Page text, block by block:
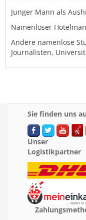
Junger Mann als
Namenloser
Andere namenlose
Journalisten,
Sie finden uns
Unser
Logistikpartner